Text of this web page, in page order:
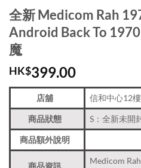
全新 Medicom Rah
Android Back To
魔
HK$399.00
店舖 信和中心12
商品狀態 S：全新未開
商品額外說明
商品資訊
Medicom